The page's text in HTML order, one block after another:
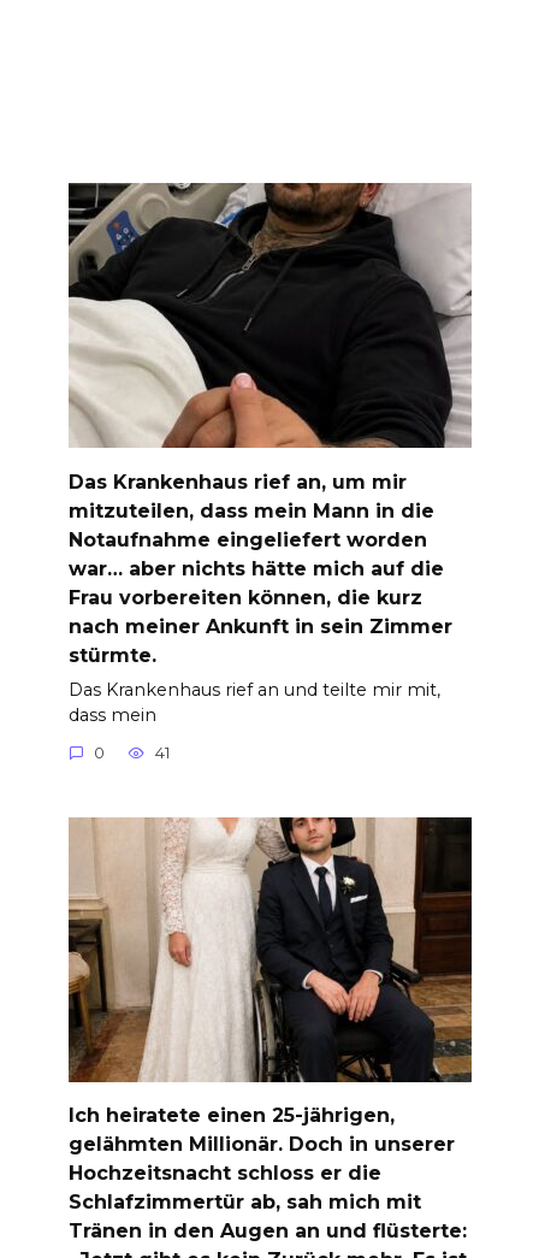
Das Krankenhaus rief an, um mir
mitzuteilen, dass mein Mann in die
Notaufnahme eingeliefert worden
war… aber nichts hätte mich auf die
Frau vorbereiten können, die kurz
nach meiner Ankunft in sein Zimmer
stürmte.
Das Krankenhaus rief an und teilte mir mit,
dass mein
0 41
Ich heiratete einen 25-jährigen,
gelähmten Millionär. Doch in unserer
Hochzeitsnacht schloss er die
Schlafzimmertür ab, sah mich mit
Tränen in den Augen an und flüsterte: